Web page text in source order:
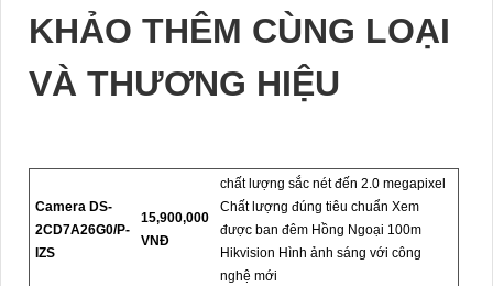
KHẢO THÊM CÙNG LOẠI
VÀ THƯƠNG HIỆU
Camera DS-
2CD7A26G0/P-
IZS
15,900,000
VNĐ
chất lượng sắc nét đến 2.0 megapixel
Chất lượng đúng tiêu chuẩn Xem
được ban đêm Hồng Ngoại 100m
Hikvision Hình ảnh sáng với công
nghệ mới